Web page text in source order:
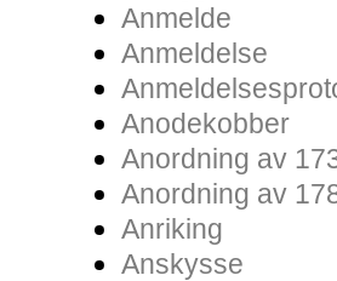
Anmelde
Anmeldelse
Anodekobber
Anordning av
Anordning av
Anriking
Anskysse